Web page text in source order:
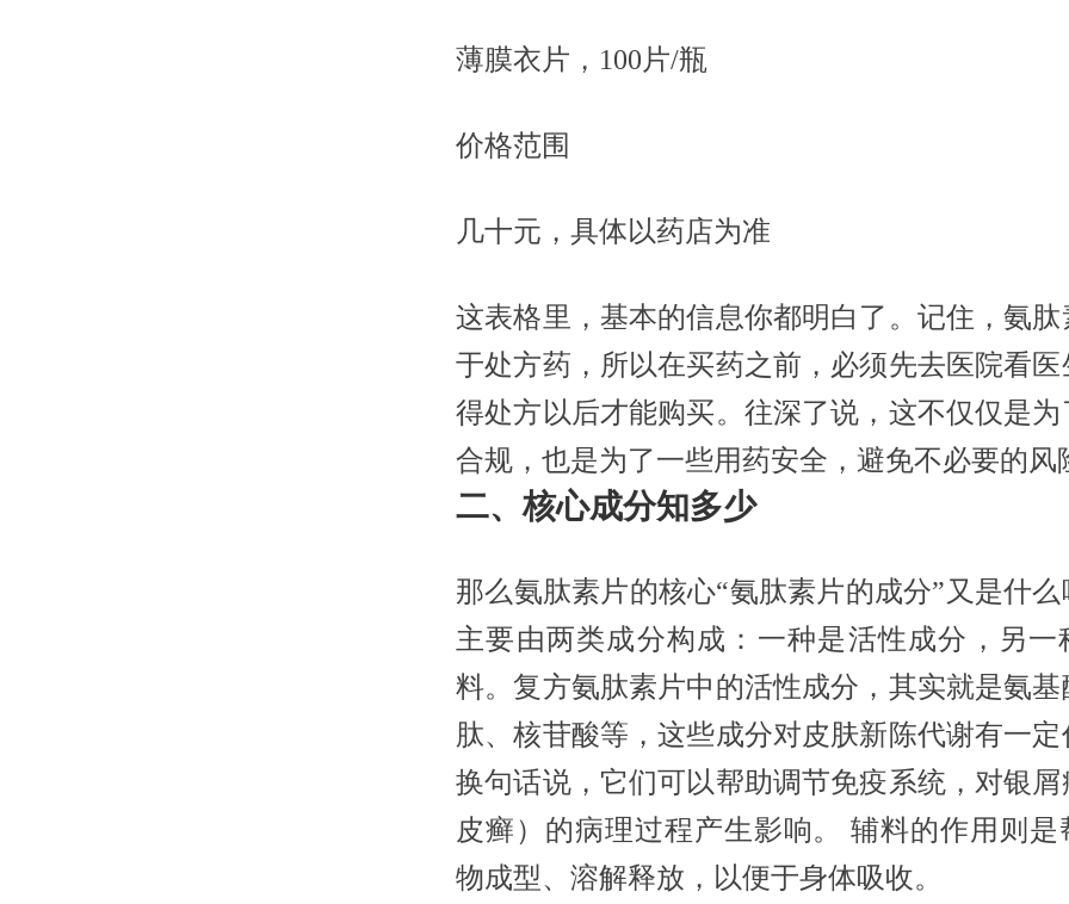
薄膜衣片，100片/瓶
价格范围
几十元，具体以药店为准
这表格里，基本的信息你都明白了。记住，氨肽
于处方药，所以在买药之前，必须先去医院看医
得处方以后才能购买。往深了说，这不仅仅是为
合规，也是为了一些用药安全，避免不必要的风
二、核心成分知多少
那么氨肽素片的核心“氨肽素片的成分”又是什么
主要由两类成分构成：一种是活性成分，另一
料。复方氨肽素片中的活性成分，其实就是氨基
肽、核苷酸等，这些成分对皮肤新陈代谢有一定
换句话说，它们可以帮助调节免疫系统，对银屑
皮癣）的病理过程产生影响。 辅料的作用则是
物成型、溶解释放，以便于身体吸收。